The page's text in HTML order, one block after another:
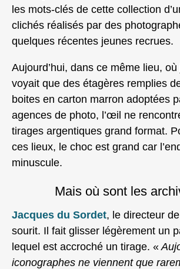
les mots-clés de cette collection
clichés réalisés par des
quelques récentes jeunes recrues.
Aujourd’hui, dans ce même lieu,
voyait que des étagères remplies
boites en carton marron adoptées
agences de photo, l’œil ne
tirages argentiques grand format.
ces lieux, le choc est grand car
minuscule.
Mais où sont les
Jacques du Sordet, le directeur
sourit. Il fait glisser légèrement un
lequel est accroché un tirage. «
iconographes ne viennent que